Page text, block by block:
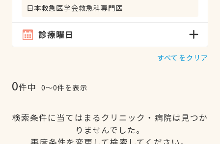
日本救急医学会救急科専門医
診療曜日
すべてをクリア
0件中 0〜0件を表示
検索条件に当てはまるクリニック・病院は見つか
りませんでした。